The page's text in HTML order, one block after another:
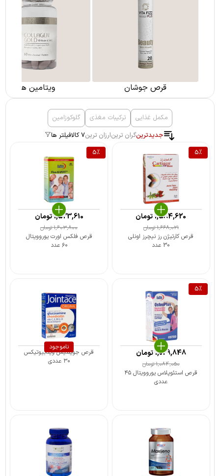
قرص جوشان ویتامین ها
مکمل غذایی ترکیبات مغذی
گلوکوزامین
جدیدترینگران ترینارزان ترین7 کالا
فیلتر ها
5%
قرص کارتیژن رز نیچرز اونلی
30 عدد
1,668,021تومان
1,584,620 تومان
5%
قرص فلکس اورت یوروویتال
۶۰ عدد
1,603,800تومان
1,523,610تومان
5%
قرص استئوپلاس یوروویتال ۴۵
عددی
1,084,050تومان
1,029,848تومان
ناموجود
قرص جوینتیس ویتابیوتیکس
۳۰ عددی